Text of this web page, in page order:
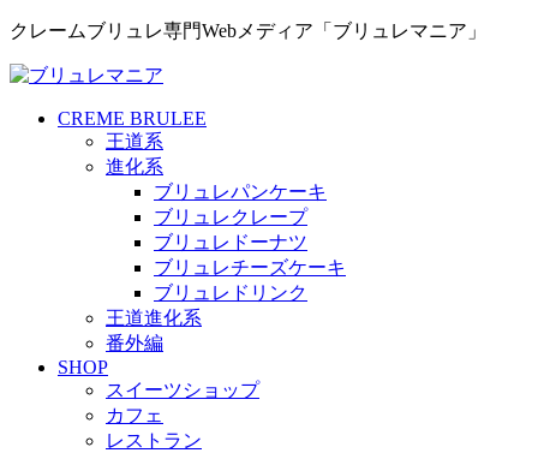
クレームブリュレ専門Webメディア「ブリュレマニア」
CREME BRULEE
王道系
進化系
ブリュレパンケーキ
ブリュレクレープ
ブリュレドーナツ
ブリュレチーズケーキ
ブリュレドリンク
王道進化系
番外編
SHOP
スイーツショップ
カフェ
レストラン